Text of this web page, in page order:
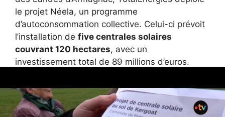
le projet Néela, un programme
d’autoconsommation collective. Celui-ci prévoit
l’installation de five centrales solaires
couvrant 120 hectares, avec un
investissement total de 89 millions d’euros.
tarif compétitif, contribuant ainsi à une
économie verte et décarbonée.